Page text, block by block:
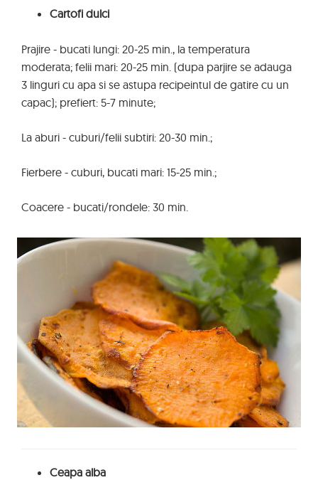
Cartofi dulci
Prajire - bucati lungi: 20-25 min., la temperatura
moderata; felii mari: 20-25 min. (dupa parjire se adauga
3 linguri cu apa si se astupa recipeintul de gatire cu un
capac); prefiert: 5-7 minute;
La aburi - cuburi/felii subtiri: 20-30 min.;
Fierbere - cuburi, bucati mari: 15-25 min.;
Coacere - bucati/rondele: 30 min.
Ceapa alba